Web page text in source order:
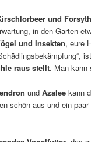
und
in den Garten
und Insekten, eure
raus stellt. Man kann
undAzalee kann
schön aus und ein